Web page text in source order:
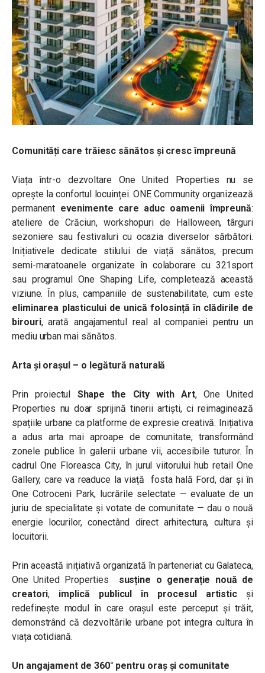
Comunități care trăiesc sănătos și cresc împreună
Viața într-o dezvoltare One United Properties nu se
oprește la confortul locuinței. ONE Community organizează
permanent evenimente care aduc oamenii împreună:
ateliere de Crăciun, workshopuri de Halloween, târguri
sezoniere sau festivaluri cu ocazia diverselor sărbători.
Inițiativele dedicate stilului de viață sănătos, precum
semi-maratoanele organizate în colaborare cu 321sport
sau programul One Shaping Life, completează această
viziune. În plus, campaniile de sustenabilitate, cum este
eliminarea plasticului de unică folosință în clădirile de
birouri, arată angajamentul real al companiei pentru un
mediu urban mai sănătos.
Arta și orașul – o legătură naturală
Prin proiectul Shape the City with Art, One United
Properties nu doar sprijină tinerii artiști, ci reimaginează
spațiile urbane ca platforme de expresie creativă. Inițiativa
a adus arta mai aproape de comunitate, transformând
zonele publice în galerii urbane vii, accesibile tuturor. În
cadrul One Floreasca City, în jurul viitorului hub retail One
Gallery, care va readuce la viață fosta hală Ford, dar și în
One Cotroceni Park, lucrările selectate — evaluate de un
juriu de specialitate și votate de comunitate — dau o nouă
energie locurilor, conectând direct arhitectura, cultura și
locuitorii.
Prin această inițiativă organizată în parteneriat cu Galateca,
One United Properties susține o generație nouă de
creatori, implică publicul în procesul artistic și
redefinește modul în care orașul este perceput și trăit,
demonstrând că dezvoltările urbane pot integra cultura în
viața cotidiană.
Un angajament de 360° pentru oraș și comunitate